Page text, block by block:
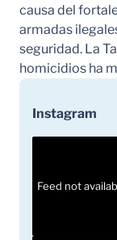
causa del
armadas
seguridad. La
homicidios ha
Instagram
Feed not